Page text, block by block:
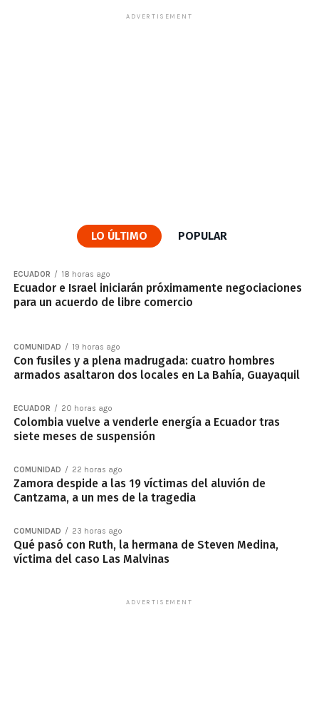
ADVERTISEMENT
LO ÚLTIMO POPULAR
ECUADOR 18 horas ago
Ecuador e Israel iniciarán próximamente negociaciones
para un acuerdo de libre comercio
COMUNIDAD 19 horas ago
Con fusiles y a plena madrugada: cuatro hombres
armados asaltaron dos locales en La Bahía, Guayaquil
ECUADOR 20 horas ago
Colombia vuelve a venderle energía a Ecuador tras
siete meses de suspensión
COMUNIDAD 22 horas ago
Zamora despide a las 19 víctimas del aluvión de
Cantzama, a un mes de la tragedia
COMUNIDAD 23 horas ago
Qué pasó con Ruth, la hermana de Steven Medina,
víctima del caso Las Malvinas
ADVERTISEMENT